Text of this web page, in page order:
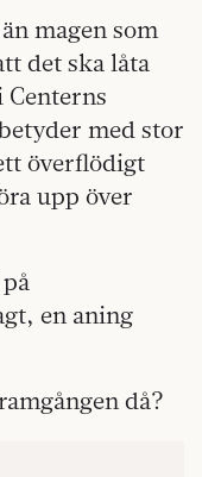
magen som
det ska låta
med stor
överflödigt
upp över
en aning
då?